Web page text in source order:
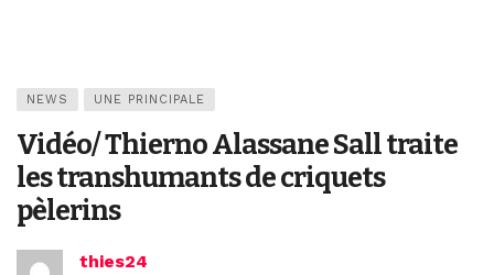
NEWS UNE PRINCIPALE
Vidéo/ Thierno Alassane Sall traite
les transhumants de criquets
pèlerins
thies24